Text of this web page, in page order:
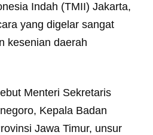
Indah (TMII) Jakarta,
yang digelar sangat
kesenian daerah
Menteri Sekretaris
Kepala Badan
Jawa Timur, unsur